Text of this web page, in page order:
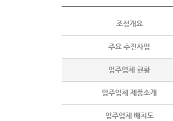
조성개요
주요 추진사업
입주업체 현황
입주업체 제품소개
입주업체 배치도